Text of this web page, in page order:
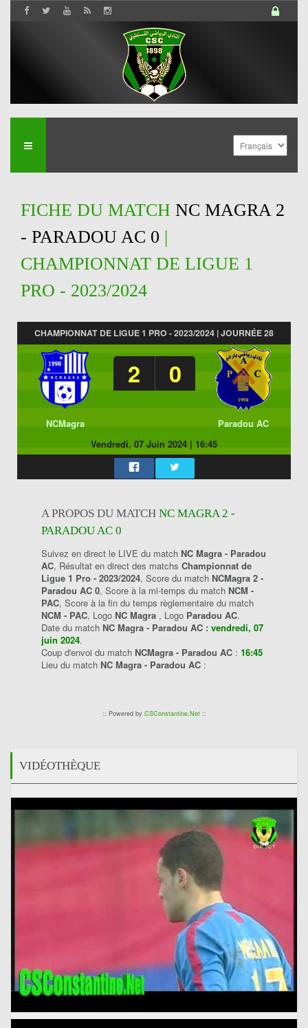
FICHE DU MATCH NC MAGRA 2
- PARADOU AC 0 |
CHAMPIONNAT DE LIGUE 1
PRO - 2023/2024
CHAMPIONNAT DE LIGUE 1 PRO - 2023/2024 | JOURNÉE 28
2 0
NCMagra
Paradou AC
Vendredi, 07 Juin 2024 | 16:45
A PROPOS DU MATCH NC MAGRA 2 -
PARADOU AC 0
Suivez en direct le LIVE du match NC Magra - Paradou
AC, Résultat en direct des matchs Championnat de
Ligue 1 Pro - 2023/2024, Score du match NCMagra 2 -
Paradou AC 0, Score à la mi-temps du match NCM -
PAC, Score à la fin du temps règlementaire du match
NCM - PAC, Logo NC Magra , Logo Paradou AC.
Date du match NC Magra - Paradou AC : vendredi, 07
juin 2024.
Coup d'envoi du match NCMagra - Paradou AC : 16:45
Lieu du match NC Magra - Paradou AC :
:: Powered by CSConstantine.Net::
VIDÉOTHÈQUE